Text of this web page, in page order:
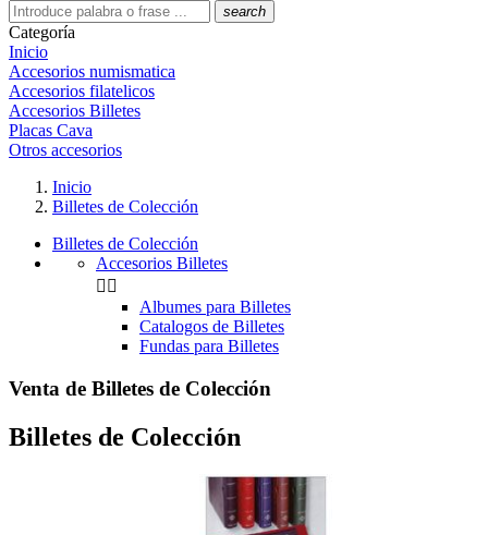
search
Categoría
Inicio
Accesorios numismatica
Accesorios filatelicos
Accesorios Billetes
Placas Cava
Otros accesorios
Inicio
Billetes de Colección
Billetes de Colección
Accesorios Billetes
 
Albumes para Billetes
Catalogos de Billetes
Fundas para Billetes
Venta de Billetes de Colección
Billetes de Colección